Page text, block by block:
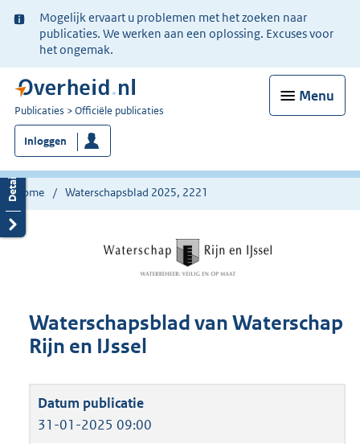
Ter
informatie:
Mogelijk ervaart u problemen met het zoeken naar
publicaties. We werken aan een oplossing. Excuses voor
het ongemak.
Menu
U
bent
nu
hier:
Publicaties Officiële publicaties
Inloggen
Home Waterschapsblad 2025, 2221
Waterschapsblad van Waterschap
Rijn en IJssel
31-01-2025 09:00